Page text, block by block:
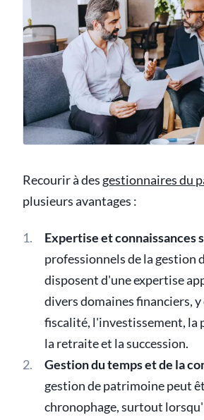
Recourir à desgestionnaires du
plusieurs avantages :
Expertise et connaissances
professionnels de la gestion
disposent d'une expertise
divers domaines financiers,
fiscalité, l'investissement, la
la retraite et la succession.
Gestion du temps et de la
gestion de patrimoine peut
chronophage, surtout